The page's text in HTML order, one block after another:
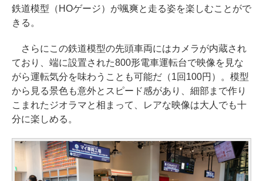
鉄道模型（HOゲージ）が颯爽と走る姿を楽しむことがで
きる。
さらにこの鉄道模型の先頭車両にはカメラが内蔵され
ており、端に設置された800形電車運転台で映像を見な
がら運転気分を味わうことも可能だ（1回100円）。模型
から見る景色も意外とスピード感があり、細部まで作り
こまれたジオラマと相まって、レアな映像は大人でも十
分に楽しめる。